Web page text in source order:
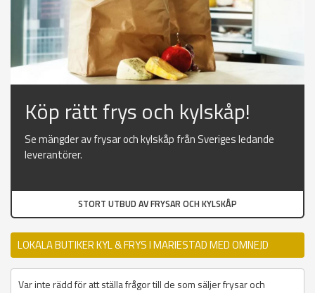
Köp rätt frys och kylskåp!
Se mängder av frysar och kylskåp från Sveriges ledande
leverantörer.
STORT UTBUD AV FRYSAR OCH KYLSKÅP
LOKALA BUTIKER KYL & FRYS I MARIESTAD MED OMNEJD
Var inte rädd för att ställa frågor till de som säljer frysar och